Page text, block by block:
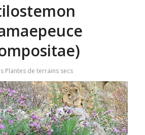
Plantes de terrains secs